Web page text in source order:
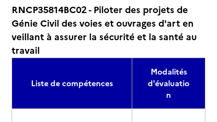
RNCP35814BC02 - Piloter des projets de
Génie Civil des voies et ouvrages d'art en
veillant à assurer la sécurité et la santé au
travail
Liste de compétences
Modalités
d'évaluatio
n